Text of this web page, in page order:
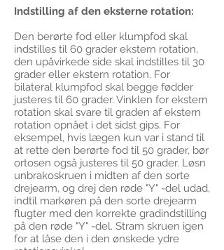
Indstilling af den eksterne rotation:
Den berørte fod eller klumpfod skal
indstilles til 60 grader ekstern rotation,
den upåvirkede side skal indstilles til 30
grader eller ekstern rotation. For
bilateral klumpfod skal begge fødder
justeres til 60 grader. Vinklen for ekstern
rotation skal svare til graden af ​​ekstern
rotation opnået i det sidst gips. For
eksempel, hvis lægen kun var i stand til
at rette den berørte fod til 50 grader, bør
ortosen også justeres til 50 grader. Løsn
unbrakoskruen i midten af ​​den sorte
drejearm, og drej den røde "Y" -del udad,
indtil markøren på den sorte drejearm
flugter med den korrekte gradindstilling
på den røde "Y" -del. Stram skruen igen
for at låse den i den ønskede ydre